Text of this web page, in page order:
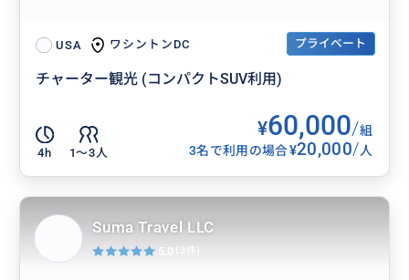
USA ワシントンDC プライベート
チャーター観光 (コンパクトSUV利用)
4h 1〜3人
¥60,000/組
3名で利用の場合¥20,000/人
Suma Travel LLC
5.0 (3件)